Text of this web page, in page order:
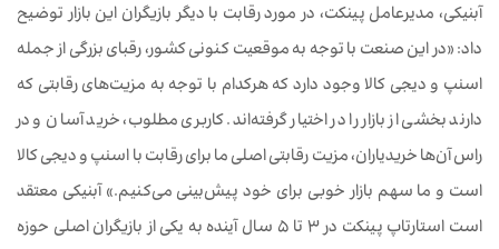
آبنیکی، مدیرعامل پینکت، در مورد رقابت با دیگر بازیگران این بازار توضیح
داد: «در این صنعت با توجه به موقعیت کنونی کشور، رقبای بزرگی از جمله
اسنپ و دیجی کالا وجود دارد که هرکدام با توجه به مزیت‌های رقابتی‌ که
دارند بخشی از بازار را در اختیار گرفته‌اند. کاربری مطلوب، خرید آسان و در
راس آن‌ها خریدیاران، مزیت رقابتی اصلی ما برای رقابت با اسنپ‌ و دیجی کالا
است و ما سهم بازار خوبی برای خود پیش‌بینی می‌کنیم.» آبنیکی معتقد
است استارتاپ پینکت در ۳ تا ۵ سال آینده به یکی از بازیگران اصلی حوزه